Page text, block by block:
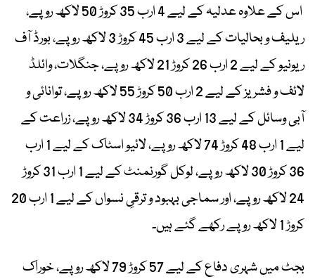
اس کے علاوہ عدلیہ کے لیے 4 ارب 35 کروڑ 50 لاکھ روپے،
ریلیف و بحالیات کے لیے 3 ارب 45 کروڑ 3 لاکھ روپے، بورڈ آف
ریونیو کے لیے 2 ارب 26 کروڑ 21 لاکھ روپے، جنگلات، وائلڈ
لائف و فشریز کے لیے 2 ارب 50 کروڑ 55 لاکھ روپے، توانائی و
آبی وسائل کے لیے 13 ارب 36 کروڑ 34 لاکھ روپے، زراعت کے
لیے 1 ارب 48 کروڑ 74 لاکھ روپے، لائیو اسٹاک کے لیے 1 ارب
36 کروڑ 30 لاکھ روپے، لوکل گورنمنٹ کے لیے 1 ارب 31 کروڑ
24 لاکھ روپے، اور سماجی بہبود و ترقیِ نسواں کے لیے 1 ارب 20
کروڑ 1 لاکھ روپے رکھے گئے ہیں۔
بجٹ میں شہری دفاع کے لیے 57 کروڑ 79 لاکھ روپے، خوراک